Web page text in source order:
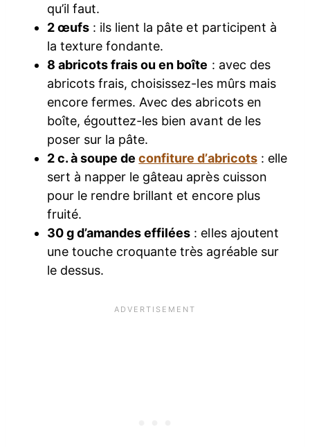
qu’il faut.
2 œufs : ils lient la pâte et participent à
la texture fondante.
8 abricots frais ou en boîte : avec des
abricots frais, choisissez-les mûrs mais
encore fermes. Avec des abricots en
boîte, égouttez-les bien avant de les
poser sur la pâte.
2 c. à soupe deconfiture d’abricots: elle
sert à napper le gâteau après cuisson
pour le rendre brillant et encore plus
fruité.
30 g d’amandes effilées : elles ajoutent
une touche croquante très agréable sur
le dessus.